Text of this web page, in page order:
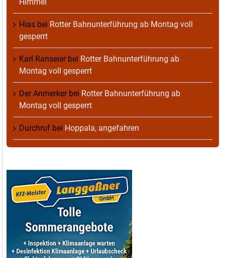
Hias bei Rotter Bahnunterführung ab Montag voll
gesperrt
Karl Ranseierbei Rotter Bahnunterführung ab
Montag voll gesperrt
Der Anmerkerbei Rotter Bahnunterführung ab
Montag voll gesperrt
Durchruf bei Hoppala, angefahren